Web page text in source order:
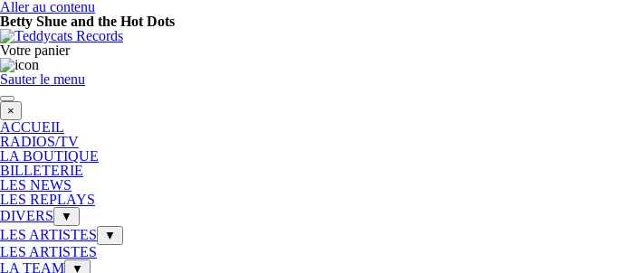
Aller au contenu
Betty Shue and the Hot Dots
Votre panier
Sauter le menu
×
ACCUEIL
RADIOS/TV
LA BOUTIQUE
BILLETERIE
LES NEWS
LES REPLAYS
DIVERS
▼
LES ARTISTES ▼
LES ARTISTES
LA TEAM
▼